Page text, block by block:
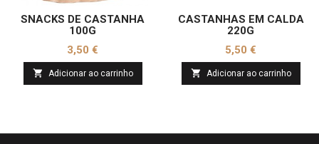
SNACKS DE CASTANHA
100G
Preço
3,50 €
 Adicionar ao carrinho
CASTANHAS EM CALDA
220G
Preço
5,50 €
 Adicionar ao carrinho